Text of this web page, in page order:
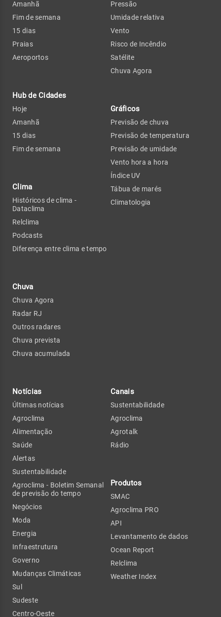
Amanhã
Fim de semana
15 dias
Praias
Aeroportos
Hub de Cidades
Hoje
Amanhã
15 dias
Fim de semana
Clima
Históricos de clima -
Dataclima
Relclima
Podcasts
Diferença entre clima e tempo
Chuva
Chuva Agora
Radar RJ
Outros radares
Chuva prevista
Chuva acumulada
Pressão
Umidade relativa
Vento
Risco de Incêndio
Satélite
Chuva Agora
Gráficos
Previsão de chuva
Previsão de temperatura
Previsão de umidade
Vento hora a hora
Índice UV
Tábua de marés
Climatologia
Notícias
Últimas notícias
Agroclima
Alimentação
Saúde
Alertas
Sustentabilidade
Agroclima - Boletim Semanal
de previsão do tempo
Negócios
Moda
Energia
Infraestrutura
Governo
Mudanças Climáticas
Sul
Sudeste
Centro-Oeste
Canais
Sustentabilidade
Agroclima
Agrotalk
Rádio
Produtos
SMAC
Agroclima PRO
API
Levantamento de dados
Ocean Report
Relclima
Weather Index